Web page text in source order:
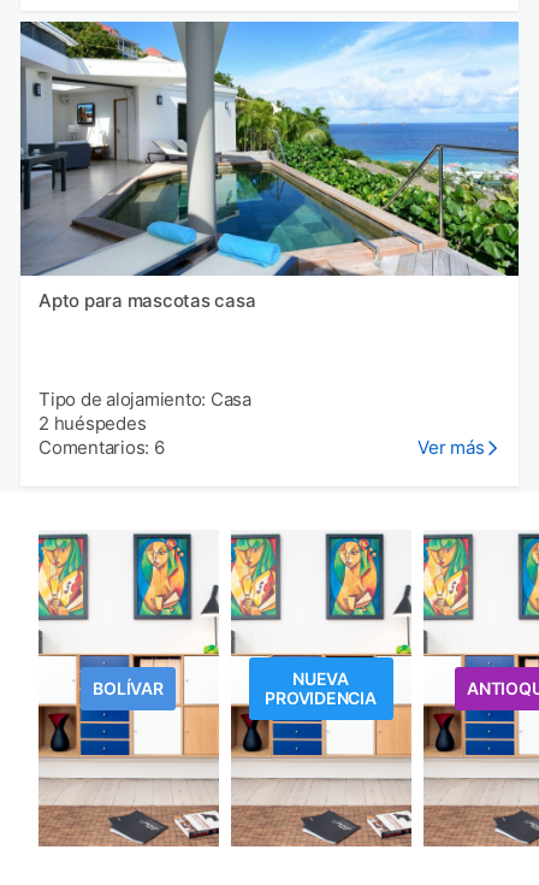
Apto para mascotas casa
Tipo de alojamiento: Casa
2 huéspedes
Comentarios: 6
Ver más
BOLÍVAR
NUEVA
PROVIDENCIA